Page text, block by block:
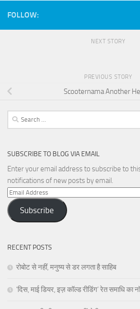
FOLLOW:
NEXT STORY
PREVIOUS STORY
Scooternama Another
Search
for:
SUBSCRIBE TO BLOG VIA EMAIL
Enter your email address to subscribe to
notifications of new posts by email.
Email
Address
Subscribe
RECENT POSTS
रोबोट से नहीं, मनुष्य से डर लगता है साहिब
‘दिस, माई डियर, इज़ कॉल्ड रीडिंग’ रेत समाधि का